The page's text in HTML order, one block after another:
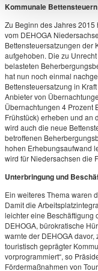
Kommunale Bettensteuern
Zu Beginn des Jahres
vom DEHOGA
Bettensteuersatzungen der
aufgehoben. Die zu
belasteten
hat nun noch einmal
Bettensteuersatzung in
Anbieter von
Übernachtungen 4 Prozent
Frühstück) erheben und an
wird auch die neue
betroffenen
hohen Erhebungsaufwand
wird für Niedersachsen die
Unterbringung und
Ein weiteres Thema waren
Damit die
leichter eine Beschäftigung
DEHOGA, bürokratische
warnte der DEHOGA
touristisch geprägter
vorprogrammiert“, so
Fördermaßnahmen von